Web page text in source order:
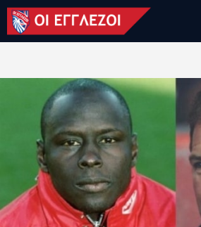
LONDON CALLING
ΚΑΤΗΓΟΡΙΕΣ
ΒΑΘΜΟΛΟΓΙΕΣ
ΟΜΑΔΕΣ
ΠΟΙΟΙ ΕΙΜΑΣΤΕ